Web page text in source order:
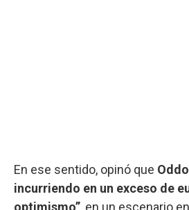
En ese sentido, opinó que
incurriendo en un exceso de
optimismo”, en un escenario